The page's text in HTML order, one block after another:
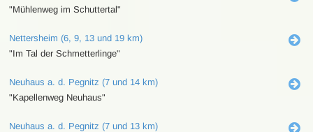
"Mühlenweg im Schuttertal"
Nettersheim (6, 9, 13 und 19 km)
"Im Tal der Schmetterlinge"
Neuhaus a. d. Pegnitz (7 und 14 km)
"Kapellenweg Neuhaus"
Neuhaus a. d. Pegnitz (7 und 13 km)